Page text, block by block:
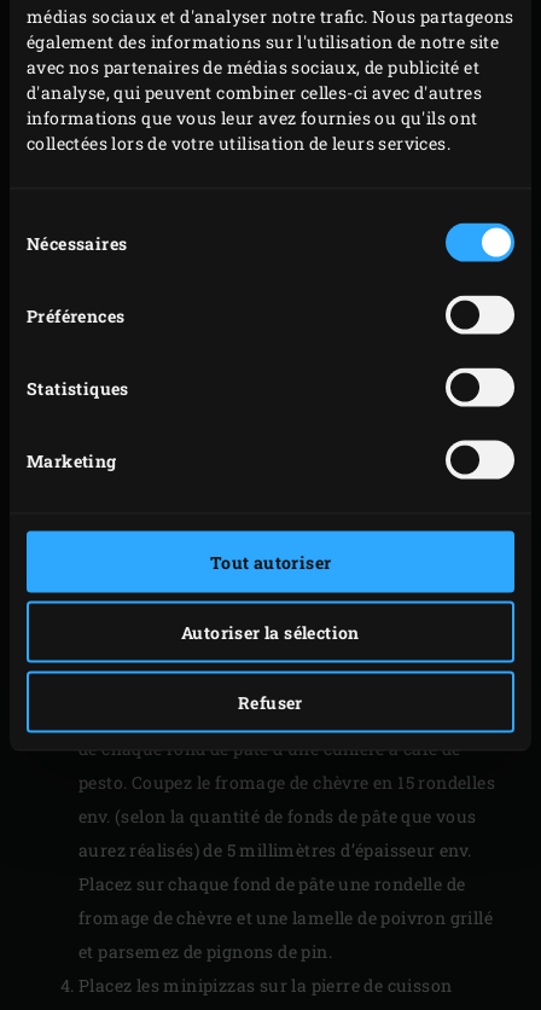
médias sociaux et d'analyser notre trafic. Nous partageons
également des informations sur l'utilisation de notre site
avec nos partenaires de médias sociaux, de publicité et
d'analyse, qui peuvent combiner celles-ci avec d'autres
informations que vous leur avez fournies ou qu'ils ont
collectées lors de votre utilisation de leurs services.
duNécessaires
Préférences
Statistiques
Marketing
Tout autoriser
Autoriser la sélection
Refuser
. Remettez
Baking Stone)
dessus. Faites monter la température de l’EGG à
qu’elle fasse 4 millimètres d’épaisseur. À l’aide d’un
emporte-pièce rond (Ø 6 cm), découpez environ
15 galettes dans la pâte. Garnissez la partie centrale
de chaque rond de pâte d’une cuillère à café de
pesto. Coupez le fromage de chèvre en 15 rondelles
env. (selon la quantité de fonds de pâte que vous
aurez réalisés) de 5 millimètres d’épaisseur env.
Placez sur chaque fond de pâte une rondelle de
fromage de chèvre et une lamelle de poivron grillé
et parsemez de pignons de pin.
Placez les minipizzas sur la pierre de cuisson